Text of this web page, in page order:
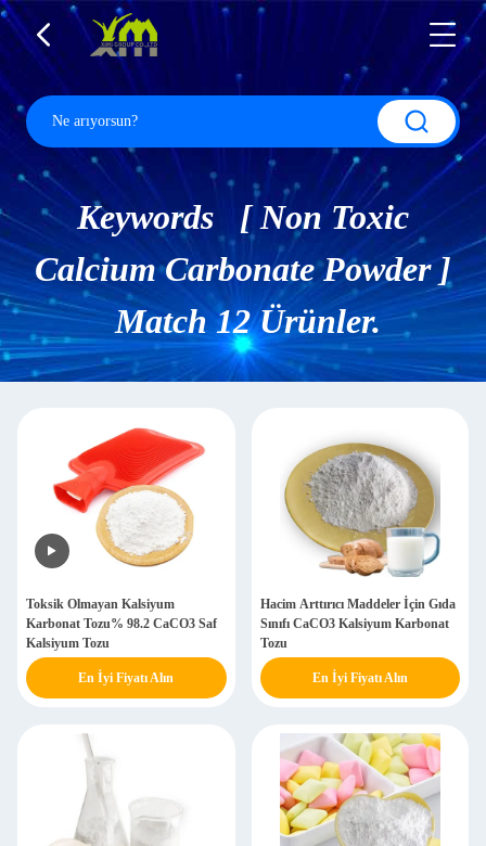
Keywords [ Non Toxic
Calcium Carbonate Powder ]
Match 12 Ürünler.
Toksik Olmayan Kalsiyum
Karbonat Tozu% 98.2 CaCO3 Saf
Kalsiyum Tozu
En İyi Fiyatı Alın
Hacim Arttırıcı Maddeler İçin Gıda
Sınıfı CaCO3 Kalsiyum Karbonat
Tozu
En İyi Fiyatı Alın